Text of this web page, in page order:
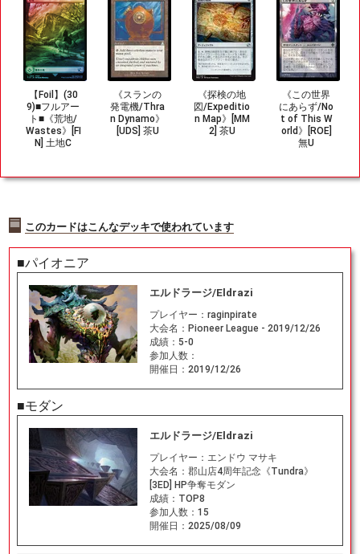
【Foil】(30
9)■フルアー
ト■《荒地/
Wastes》[FI
N] 土地C
《スランの
発電機/Thra
n Dynamo》
[UDS] 茶U
《探検の地
図/Expeditio
n Map》[MM
2] 茶U
《この世界
にあらず/No
t of This W
orld》[ROE]
無U
このカードはこんなデッキで使われています
■パイオニア
エルドラージ/Eldrazi
プレイヤー： raginpirate
大会名： Pioneer League - 2019/12/26
成績： 5-0
参加人数：
開催日： 2019/12/26
■モダン
エルドラージ/Eldrazi
プレイヤー： エンドウ マサキ
大会名： 郡山店4周年記念《Tundra》
[3ED] HP争奪モダン
成績： TOP8
参加人数： 15
開催日： 2025/08/09